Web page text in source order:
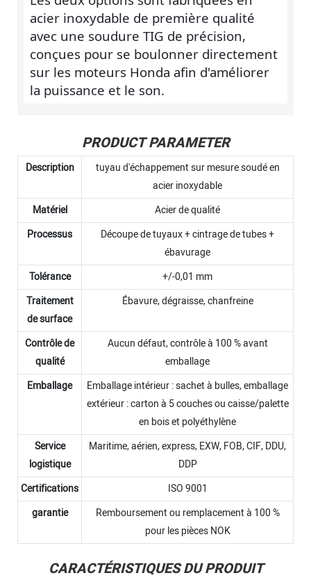
acier inoxydable de première qualité
avec une soudure TIG de précision,
conçues pour se boulonner directement
sur les moteurs Honda afin d'améliorer
la puissance et le son.
PRODUCT PARAMETER
Description
tuyau d'échappement sur mesure soudé en
acier inoxydable
Matériel
Acier de qualité
Processus
Découpe de tuyaux + cintrage de tubes +
ébavurage
Tolérance
+/-0,01 mm
Traitement
de surface
Ébavure, dégraisse, chanfreine
Contrôle de
qualité
Aucun défaut, contrôle à 100 % avant
emballage
Emballage
Emballage intérieur : sachet à bulles, emballage
extérieur : carton à 5 couches ou caisse/palette
en bois et polyéthylène
Service
logistique
Maritime, aérien, express, EXW, FOB, CIF, DDU,
DDP
Certifications
ISO 9001
garantie
Remboursement ou remplacement à 100 %
pour les pièces NOK
CARACTÉRISTIQUES DU PRODUIT